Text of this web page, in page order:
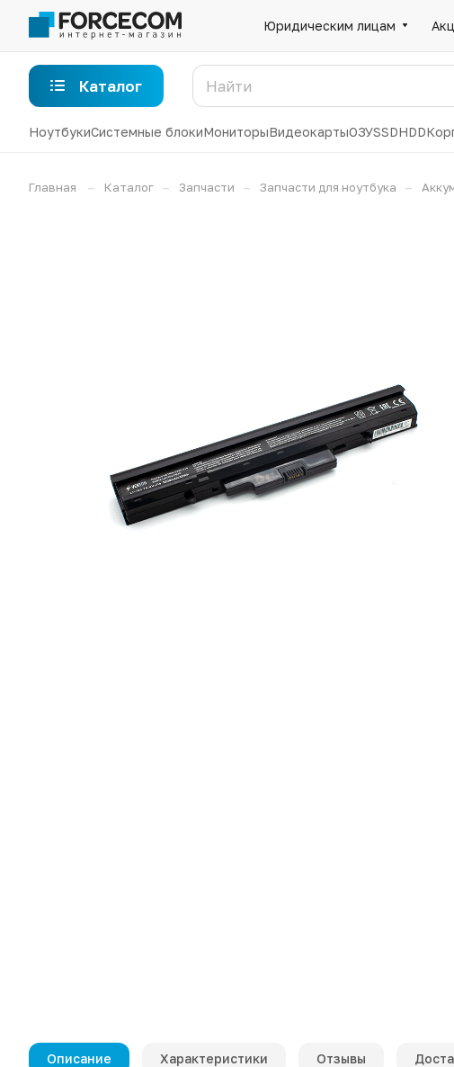
Юридическим лицам
Каталог
НоутбукиСистемные блокиМониторыВидеокартыОЗУSSDHDD
Главная – Каталог – Запчасти – Запчасти для ноутбука –
Описание Характеристики Отзывы